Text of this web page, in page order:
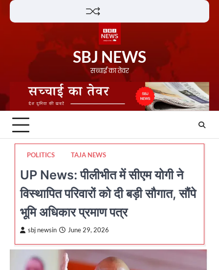
Skip
SBJ NEWS
सच्चाई का तेवर
POLITICS TAJA NEWS
UP News: पीलीभीत में सीएम योगी ने
विस्थापित परिवारों को दी बड़ी सौगात, सौंपे
भूमि अधिकार प्रमाण पत्र
sbj newsin June 29, 2026